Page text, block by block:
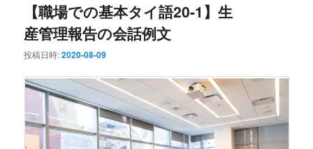
【職場での基本タイ語20-1】生
産管理報告の会話例文
投稿日時:2020-08-09